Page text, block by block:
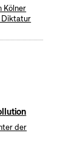
Kölner
Diktatur
der